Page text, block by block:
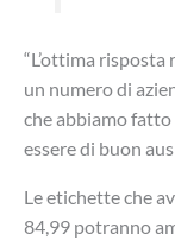
“L’ottima
un numero di
che abbiamo fatto
essere di buon
Le etichette che
84,99 potranno